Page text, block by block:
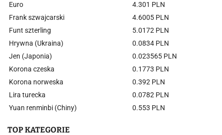
Euro
4.301 PLN
Frank szwajcarski
4.6005 PLN
Funt szterling
5.0172 PLN
Hrywna (Ukraina)
0.0834 PLN
Jen (Japonia)
0.023565 PLN
Korona czeska
0.1773 PLN
Korona norweska
0.392 PLN
Lira turecka
0.0782 PLN
Yuan renminbi (Chiny)
0.553 PLN
TOP KATEGORIE